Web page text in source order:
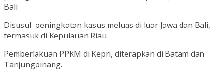
Bali.
Disusul peningkatan kasus meluas di luar Jawa dan Bali,
termasuk di Kepulauan Riau.
Pemberlakuan PPKM di Kepri, diterapkan di Batam dan
Tanjungpinang.